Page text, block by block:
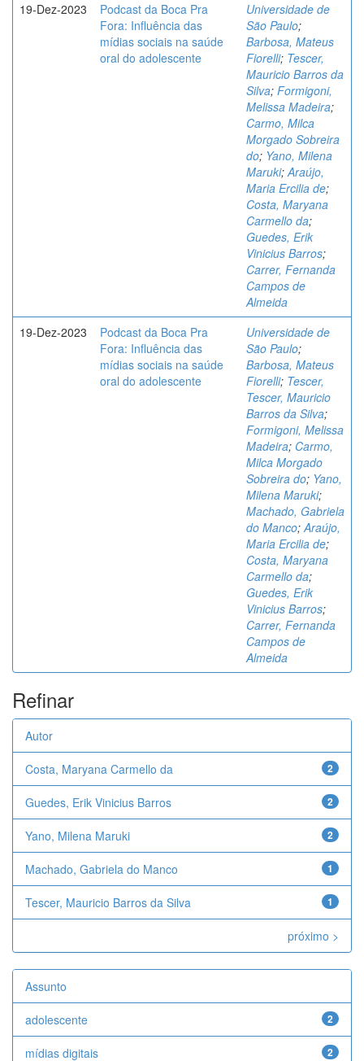
19-Dez-2023
Podcast da Boca Pra
Fora: Influência das
mídias sociais na saúde
oral do adolescente
Universidade de
São Paulo;
Barbosa, Mateus
Fiorelli; Tescer,
Mauricio Barros da
Silva; Formigoni,
Melissa Madeira;
Carmo, Milca
Morgado Sobreira
do; Yano, Milena
Maruki;Araújo,
Maria Ercilia de;
Costa, Maryana
Carmello da;
Guedes, Erik
Vinicius Barros;
Carrer, Fernanda
Campos de
Almeida
19-Dez-2023
Podcast da Boca Pra
Fora: Influência das
mídias sociais na saúde
oral do adolescente
Universidade de
São Paulo;
Barbosa, Mateus
Fiorelli; Tescer,
Tescer, Mauricio
Barros da Silva;
Formigoni, Melissa
Madeira; Carmo,
Milca Morgado
Sobreira do; Yano,
Milena Maruki;
Machado, Gabriela
do Manco;Araújo,
Maria Ercilia de;
Costa, Maryana
Carmello da;
Guedes, Erik
Vinicius Barros;
Carrer, Fernanda
Campos de
Almeida
Refinar
Autor
2
Costa, Maryana Carmello da
2
Guedes, Erik Vinicius Barros
2
Yano, Milena Maruki
1
Machado, Gabriela do Manco
1
Tescer, Mauricio Barros da Silva
próximo >
Assunto
2
adolescente
2
mídias digitais